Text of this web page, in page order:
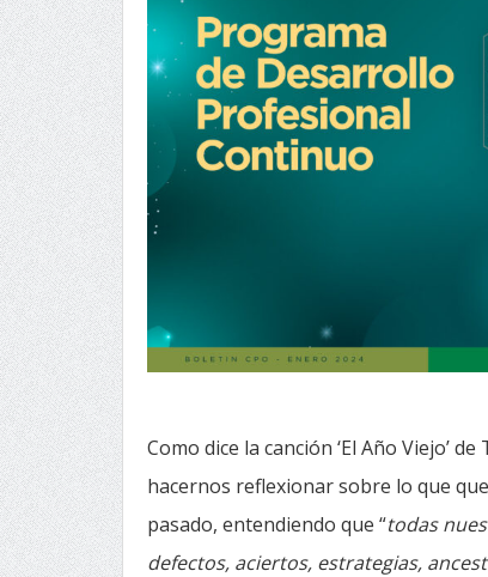
Como dice la canción ‘El Año Viejo’
hacernos reflexionar sobre lo que
pasado, entendiendo que “todas
defectos, aciertos, estrategias,